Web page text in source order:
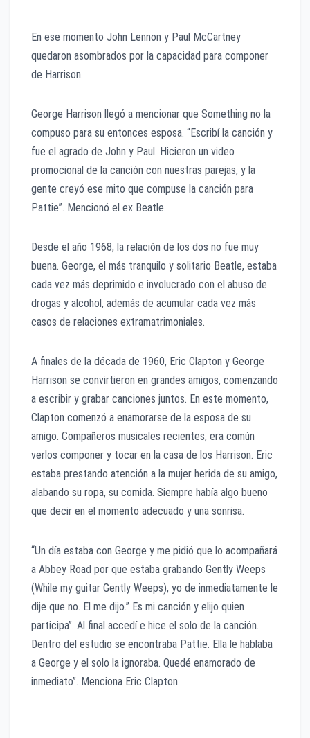
En ese momento John Lennon y Paul McCartney
quedaron asombrados por la capacidad para componer
de Harrison.
George Harrison llegó a mencionar que Something no la
compuso para su entonces esposa. “Escribí la canción y
fue el agrado de John y Paul. Hicieron un video
promocional de la canción con nuestras parejas, y la
gente creyó ese mito que compuse la canción para
Pattie”. Mencionó el ex Beatle.
Desde el año 1968, la relación de los dos no fue muy
buena. George, el más tranquilo y solitario Beatle, estaba
cada vez más deprimido e involucrado con el abuso de
drogas y alcohol, además de acumular cada vez más
casos de relaciones extramatrimoniales.
A finales de la década de 1960, Eric Clapton y George
Harrison se convirtieron en grandes amigos, comenzando
a escribir y grabar canciones juntos. En este momento,
Clapton comenzó a enamorarse de la esposa de su
amigo. Compañeros musicales recientes, era común
verlos componer y tocar en la casa de los Harrison. Eric
estaba prestando atención a la mujer herida de su amigo,
alabando su ropa, su comida. Siempre había algo bueno
que decir en el momento adecuado y una sonrisa.
“Un día estaba con George y me pidió que lo acompañará
a Abbey Road por que estaba grabando Gently Weeps
(While my guitar Gently Weeps), yo de inmediatamente le
dije que no. El me dijo.” Es mi canción y elijo quien
participa”. Al final accedí e hice el solo de la canción.
Dentro del estudio se encontraba Pattie. Ella le hablaba
a George y el solo la ignoraba. Quedé enamorado de
inmediato”. Menciona Eric Clapton.